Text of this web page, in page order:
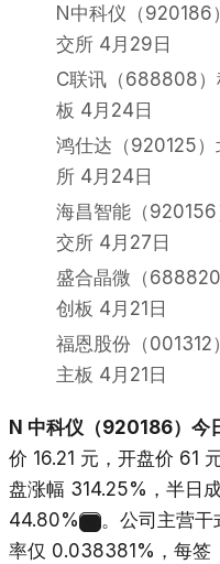
N中科仪（920186
交所 4月29日
C联讯（688808）
板 4月24日
鸿仕达（920125）
所 4月24日
海昌智能（
交所 4月27日
盛合晶微（
创板 4月21日
福恩股份（001312
主板 4月21日
N 中科仪（920186）今
价 16.21 元，开盘价 61
盘涨幅 314.25%，半日
44.80%
。公司主营
率仅 0.038381%，每签